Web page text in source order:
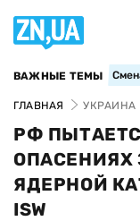
ВАЖНЫЕ ТЕМЫ
ГЛАВНАЯ УКРАИНА
РФ
ОПАСЕНИЯХ
ЯДЕРНОЙ
ISW